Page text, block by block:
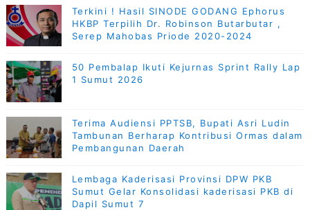
Terkini ! Hasil SINODE GODANG Ephorus
HKBP Terpilih Dr. Robinson Butarbutar ,
Serep Mahobas Priode 2020-2024
50 Pembalap Ikuti Kejurnas Sprint Rally Lap
1 Sumut 2026
Terima Audiensi PPTSB, Bupati Asri Ludin
Tambunan Berharap Kontribusi Ormas dalam
Pembangunan Daerah
Lembaga Kaderisasi Provinsi DPW PKB
Sumut Gelar Konsolidasi kaderisasi PKB di
Dapil Sumut 7